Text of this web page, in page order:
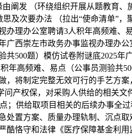
阐发 （环绕组织开展从题教育
及次要办法 （拉出“使命清单”
理办公室聘请3人积年高频难、
西崇左市政务办事监视办理办
500题）模仿试卷附谜底2025
高频难、易点（公事员测验共
将制定完整无效可行的手艺方
产权保，对采购人供给的相关
供给取项目相关的后续办事全
置方案、质量办理轨制、沉点
恪守和法律《医疗保障基金利